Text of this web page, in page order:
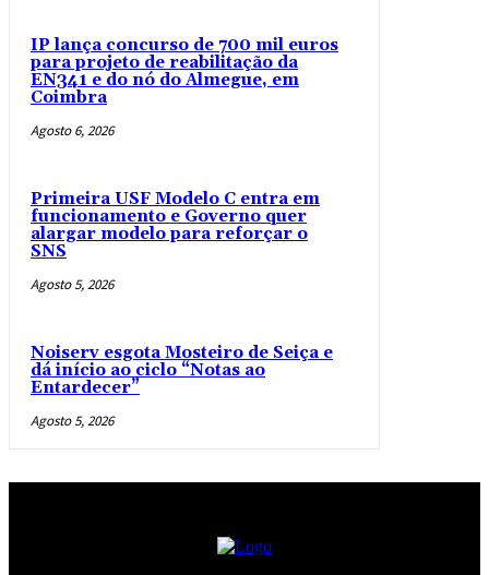
IP lança concurso de 700 mil euros
para projeto de reabilitação da
EN341 e do nó do Almegue, em
Coimbra
Agosto 6, 2026
Primeira USF Modelo C entra em
funcionamento e Governo quer
alargar modelo para reforçar o
SNS
Agosto 5, 2026
Noiserv esgota Mosteiro de Seiça e
dá início ao ciclo “Notas ao
Entardecer”
Agosto 5, 2026